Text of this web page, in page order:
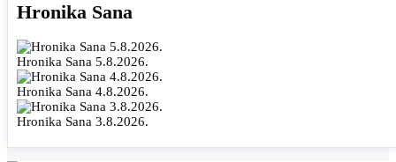
Hronika Sana
Hronika Sana 5.8.2026.
Hronika Sana 4.8.2026.
Hronika Sana 3.8.2026.